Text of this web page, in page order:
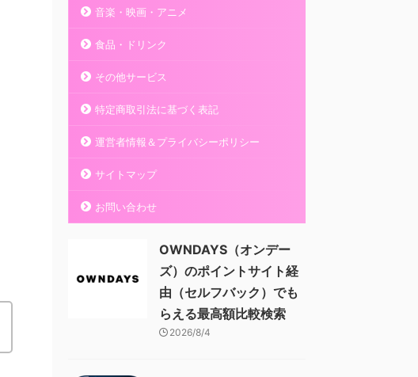
音楽・映画・アニメ
食品・ドリンク
その他サービス
特定商取引法に基づく表記
運営者情報＆プライバシーポリシー
サイトマップ
お問い合わせ
OWNDAYS（オンデー
ズ）のポイントサイト経
由（セルフバック）でも
らえる最高額比較検索
2026/8/4